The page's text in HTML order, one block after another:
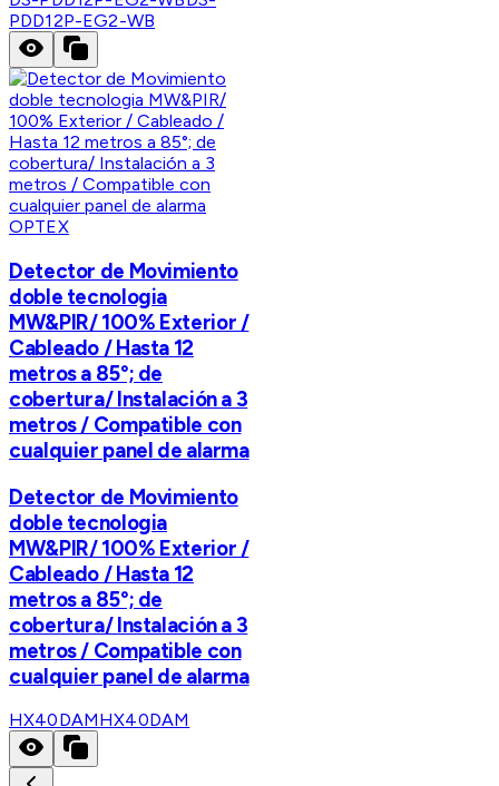
PDD12P-EG2-WB
OPTEX
Detector de Movimiento
doble tecnologia
MW&PIR/ 100% Exterior /
Cableado / Hasta 12
metros a 85°; de
cobertura/ Instalación a 3
metros / Compatible con
cualquier panel de alarma
Detector de Movimiento
doble tecnologia
MW&PIR/ 100% Exterior /
Cableado / Hasta 12
metros a 85°; de
cobertura/ Instalación a 3
metros / Compatible con
cualquier panel de alarma
HX40DAMHX40DAM